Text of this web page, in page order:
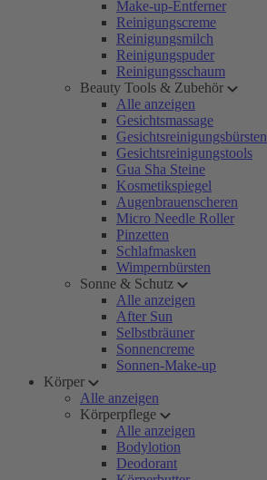
Make-up-Entferner
Reinigungscreme
Reinigungsmilch
Reinigungspuder
Reinigungsschaum
Beauty Tools & Zubehör
Alle anzeigen
Gesichtsmassage
Gesichtsreinigungsbürsten
Gesichtsreinigungstools
Gua Sha Steine
Kosmetikspiegel
Augenbrauenscheren
Micro Needle Roller
Pinzetten
Schlafmasken
Wimpernbürsten
Sonne & Schutz
Alle anzeigen
After Sun
Selbstbräuner
Sonnencreme
Sonnen-Make-up
Körper
Alle anzeigen
Körperpflege
Alle anzeigen
Bodylotion
Deodorant